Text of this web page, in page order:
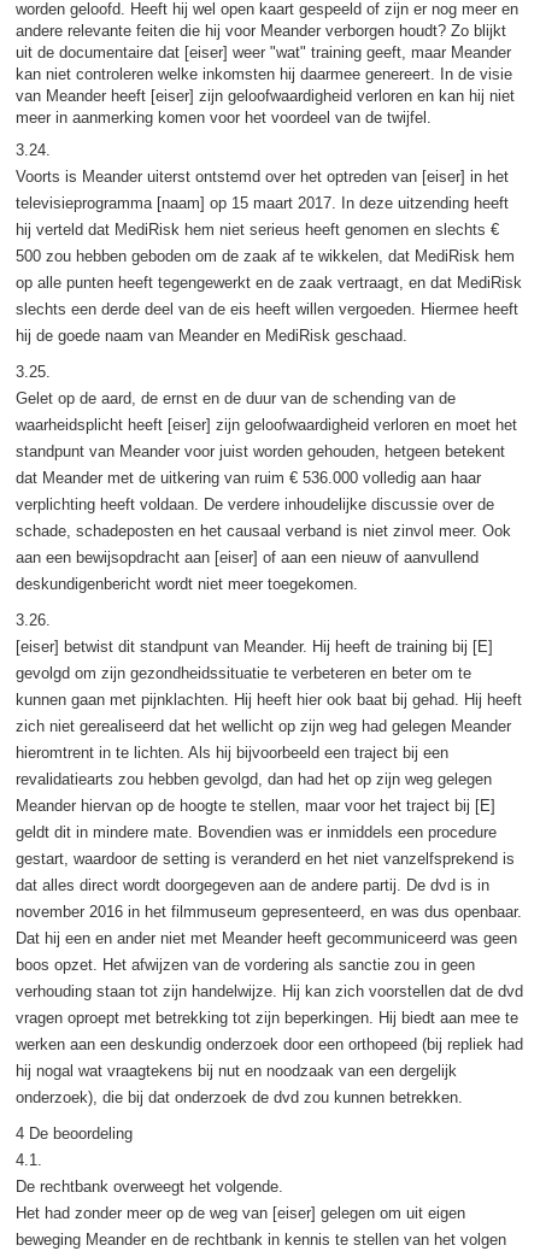
worden geloofd. Heeft hij wel open kaart gespeeld of zijn er nog meer en
andere relevante feiten die hij voor Meander verborgen houdt? Zo blijkt
uit de documentaire dat [eiser] weer "wat" training geeft, maar Meander
kan niet controleren welke inkomsten hij daarmee genereert. In de visie
van Meander heeft [eiser] zijn geloofwaardigheid verloren en kan hij niet
meer in aanmerking komen voor het voordeel van de twijfel.
3.24.
Voorts is Meander uiterst ontstemd over het optreden van [eiser] in het
televisieprogramma [naam] op 15 maart 2017. In deze uitzending heeft
hij verteld dat MediRisk hem niet serieus heeft genomen en slechts €
500 zou hebben geboden om de zaak af te wikkelen, dat MediRisk hem
op alle punten heeft tegengewerkt en de zaak vertraagt, en dat MediRisk
slechts een derde deel van de eis heeft willen vergoeden. Hiermee heeft
hij de goede naam van Meander en MediRisk geschaad.
3.25.
Gelet op de aard, de ernst en de duur van de schending van de
waarheidsplicht heeft [eiser] zijn geloofwaardigheid verloren en moet het
standpunt van Meander voor juist worden gehouden, hetgeen betekent
dat Meander met de uitkering van ruim € 536.000 volledig aan haar
verplichting heeft voldaan. De verdere inhoudelijke discussie over de
schade, schadeposten en het causaal verband is niet zinvol meer. Ook
aan een bewijsopdracht aan [eiser] of aan een nieuw of aanvullend
deskundigenbericht wordt niet meer toegekomen.
3.26.
[eiser] betwist dit standpunt van Meander. Hij heeft de training bij [E]
gevolgd om zijn gezondheidssituatie te verbeteren en beter om te
kunnen gaan met pijnklachten. Hij heeft hier ook baat bij gehad. Hij heeft
zich niet gerealiseerd dat het wellicht op zijn weg had gelegen Meander
hieromtrent in te lichten. Als hij bijvoorbeeld een traject bij een
revalidatiearts zou hebben gevolgd, dan had het op zijn weg gelegen
Meander hiervan op de hoogte te stellen, maar voor het traject bij [E]
geldt dit in mindere mate. Bovendien was er inmiddels een procedure
gestart, waardoor de setting is veranderd en het niet vanzelfsprekend is
dat alles direct wordt doorgegeven aan de andere partij. De dvd is in
november 2016 in het filmmuseum gepresenteerd, en was dus openbaar.
Dat hij een en ander niet met Meander heeft gecommuniceerd was geen
boos opzet. Het afwijzen van de vordering als sanctie zou in geen
verhouding staan tot zijn handelwijze. Hij kan zich voorstellen dat de dvd
vragen oproept met betrekking tot zijn beperkingen. Hij biedt aan mee te
werken aan een deskundig onderzoek door een orthopeed (bij repliek had
hij nogal wat vraagtekens bij nut en noodzaak van een dergelijk
onderzoek), die bij dat onderzoek de dvd zou kunnen betrekken.
4 De beoordeling
4.1.
De rechtbank overweegt het volgende.
Het had zonder meer op de weg van [eiser] gelegen om uit eigen
beweging Meander en de rechtbank in kennis te stellen van het volgen